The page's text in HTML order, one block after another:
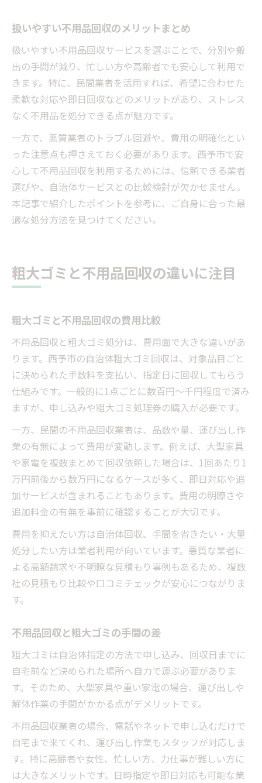
扱いやすい不用品回収のメリットまとめ
扱いやすい不用品回収サービスを選ぶことで、分別や搬
出の手間が減り、忙しい方や高齢者でも安心して利用で
きます。特に、民間業者を活用すれば、希望に合わせた
柔軟な対応や即日回収などのメリットがあり、ストレス
なく不用品を処分できる点が魅力です。
一方で、悪質業者のトラブル回避や、費用の明確化とい
った注意点も押さえておく必要があります。西予市で安
心して不用品回収を利用するためには、信頼できる業者
選びや、自治体サービスとの比較検討が欠かせません。
本記事で紹介したポイントを参考に、ご自身に合った最
適な処分方法を見つけてください。
粗大ゴミと不用品回収の違いに注目
粗大ゴミと不用品回収の費用比較
不用品回収と粗大ゴミ処分は、費用面で大きな違いがあ
ります。西予市の自治体粗大ゴミ回収は、対象品目ごと
に決められた手数料を支払い、指定日に回収してもらう
仕組みです。一般的に1点ごとに数百円～千円程度で済み
ますが、申し込みや粗大ゴミ処理券の購入が必要です。
一方、民間の不用品回収業者は、品数や量、運び出し作
業の有無によって費用が変動します。例えば、大型家具
や家電を複数まとめて回収依頼した場合は、1回あたり1
万円前後から数万円になるケースが多く、即日対応や追
加サービスが含まれることもあります。費用の明瞭さや
追加料金の有無を事前に確認することが大切です。
費用を抑えたい方は自治体回収、手間を省きたい・大量
処分したい方は業者利用が向いています。悪質な業者に
よる高額請求や不明瞭な見積もり事例もあるため、複数
社の見積もり比較や口コミチェックが安心につながりま
す。
不用品回収と粗大ゴミの手間の差
粗大ゴミは自治体指定の方法で申し込み、回収日までに
自宅前など決められた場所へ自力で運ぶ必要がありま
す。そのため、大型家具や重い家電の場合、運び出しや
解体作業の手間がかかる点がデメリットです。
不用品回収業者の場合、電話やネットで申し込むだけで
自宅まで来てくれ、運び出し作業もスタッフが対応しま
す。特に高齢者や女性、忙しい方、力仕事が難しい方に
は大きなメリットです。日時指定や即日対応も可能な業